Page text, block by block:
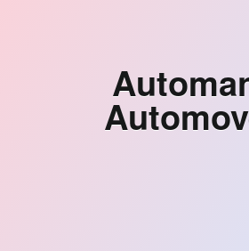
Wordpress,
Comercio